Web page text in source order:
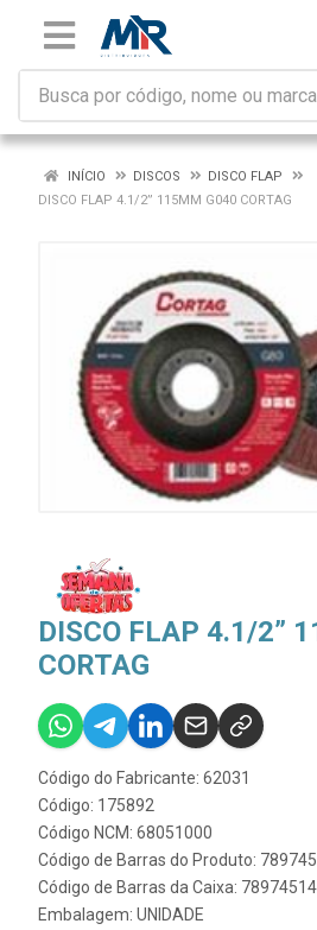
INÍCIO DISCOS
DISCO FLAP
DISCO FLAP 4.1/2” 115MM G040 CORTAG
DISCO FLAP 4.1/2”
CORTAG
Código do Fabricante: 62031
Código: 175892
Código NCM: 68051000
Código de Barras do Produto:
Código de Barras da Caixa:
Embalagem: UNIDADE